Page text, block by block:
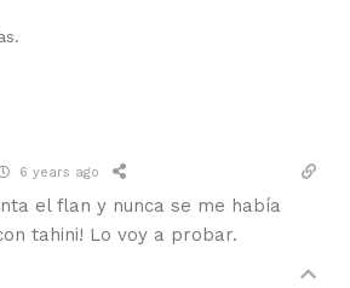
6 years ago
el flan y nunca se me había
tahini! Lo voy a probar.